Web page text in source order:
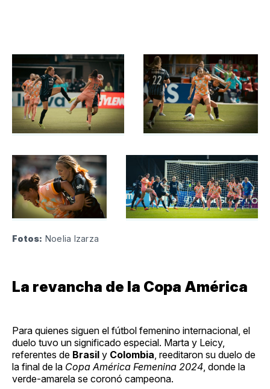
Fotos: Noelia Izarza
La revancha de la Copa América
Para quienes siguen el fútbol femenino internacional, el
duelo tuvo un significado especial. Marta y Leicy,
referentes de Brasil y Colombia , reeditaron su duelo de
la final de la Copa América Femenina 2024 , donde la
verde-amarela se coronó campeona.